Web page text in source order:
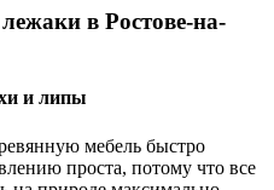
в Ростове-на-
и липы
мебель быстро
проста, потому что все